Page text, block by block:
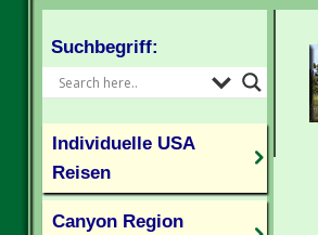
Suchbegriff:
Individuelle USA
Reisen
Canyon Region